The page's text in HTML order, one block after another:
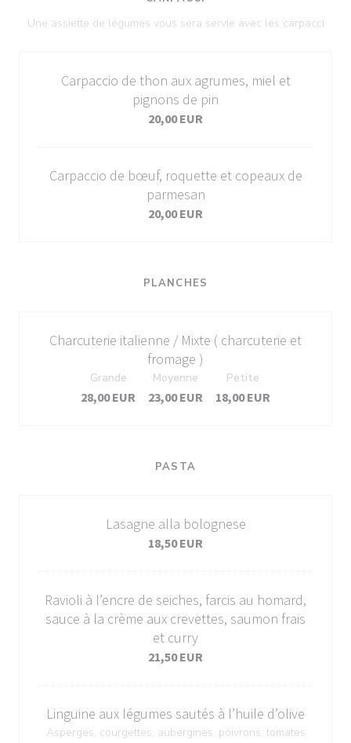
Une assiette de légumes vous sera servie avec les carpacci
Carpaccio de thon aux agrumes, miel et
pignons de pin
20,00 EUR
Carpaccio de bœuf, roquette et copeaux de
parmesan
20,00 EUR
PLANCHES
Charcuterie italienne / Mixte ( charcuterie et
fromage )
28,00 EUR
Grande
23,00 EUR
Moyenne
18,00 EUR
Petite
PASTA
Lasagne alla bolognese
18,50 EUR
Ravioli à l’encre de seiches, farcis au homard,
sauce à la crème aux crevettes, saumon frais
et curry
21,50 EUR
Linguine aux légumes sautés à l’huile d’olive
Asperges, courgettes, aubergines, poivrons, tomates